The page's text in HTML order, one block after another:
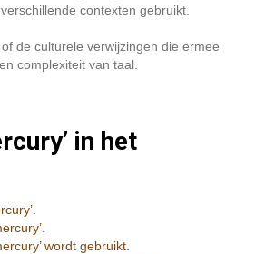
contexten gebruikt.
de culturele verwijzingen die ermee
complexiteit van taal.
in het
wordt gebruikt.